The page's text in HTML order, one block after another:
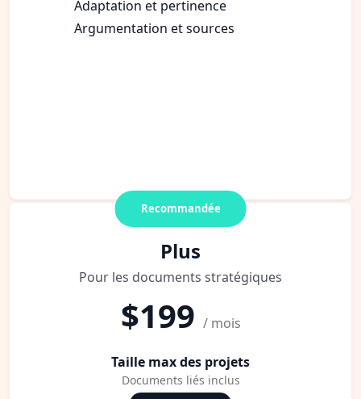
Adaptation et pertinence
Argumentation et sources
Recommandée
Plus
Pour les documents stratégiques
$199 / mois
Taille max des projets
Documents liés inclus